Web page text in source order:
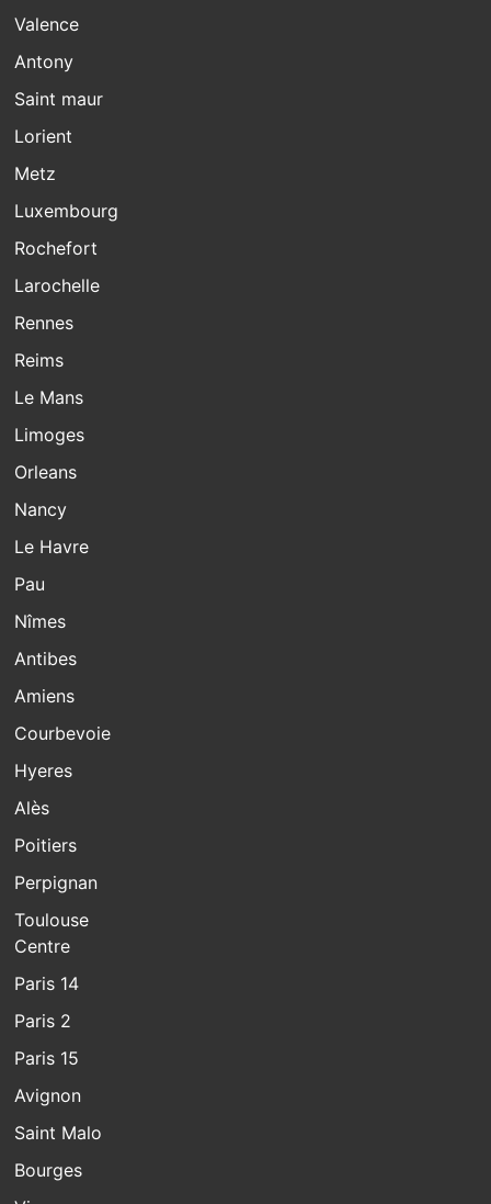
Valence
Antony
Saint maur
Lorient
Metz
Luxembourg
Rochefort
Larochelle
Rennes
Reims
Le Mans
Limoges
Orleans
Nancy
Le Havre
Pau
Nîmes
Antibes
Amiens
Courbevoie
Hyeres
Alès
Poitiers
Perpignan
Toulouse
Centre
Paris 14
Paris 2
Paris 15
Avignon
Saint Malo
Bourges